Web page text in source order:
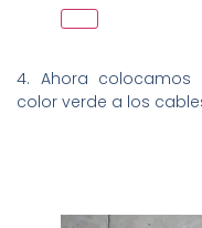
4. Ahora
color verde a los